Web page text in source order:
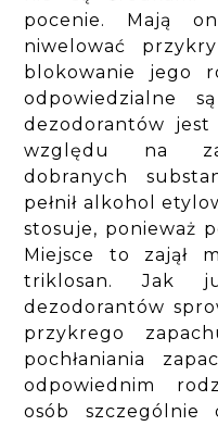
pocenie. Mają
niwelować
blokowanie jego
odpowiedzialne
dezodorantów jest
względu na
dobranych
pełnił alkohol
stosuje, ponieważ
Miejsce to zajął
triklosan. Jak
dezodorantów
przykrego
pochłaniania
odpowiednim
osób szczególnie